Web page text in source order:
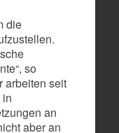
die
so
arbeiten seit
an
aber an